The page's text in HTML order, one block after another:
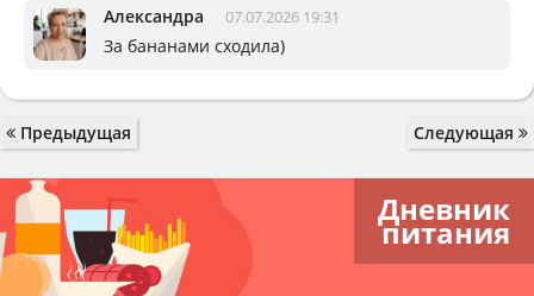
Александра 07.07.2026 19:31
За бананами сходила)
Предыдущая Следующая
Дневник
питания